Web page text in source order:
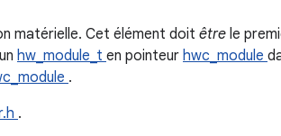
matérielle. Cet élément doit être le
hw_module_t en pointeur hwc_module
.
.